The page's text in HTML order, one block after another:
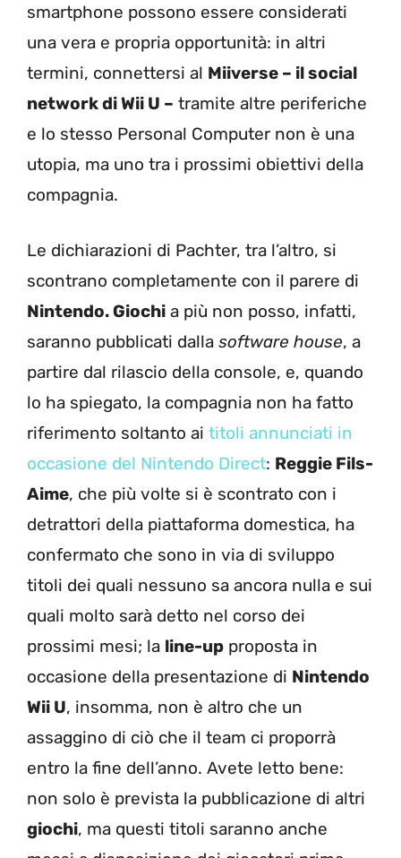
smartphone possono essere considerati
una vera e propria opportunità: in altri
termini, connettersi al Miiverse – il social
network di Wii U – tramite altre periferiche
e lo stesso Personal Computer non è una
utopia, ma uno tra i prossimi obiettivi della
compagnia.
Le dichiarazioni di Pachter, tra l’altro, si
scontrano completamente con il parere di
Nintendo. Giochi a più non posso, infatti,
saranno pubblicati dalla software house, a
partire dal rilascio della console, e, quando
lo ha spiegato, la compagnia non ha fatto
riferimento soltanto ai titoli annunciati in
occasione del Nintendo Direct: Reggie Fils-
Aime, che più volte si è scontrato con i
detrattori della piattaforma domestica, ha
confermato che sono in via di sviluppo
titoli dei quali nessuno sa ancora nulla e sui
quali molto sarà detto nel corso dei
prossimi mesi; la line-up proposta in
occasione della presentazione di Nintendo
Wii U, insomma, non è altro che un
assaggino di ciò che il team ci proporrà
entro la fine dell’anno. Avete letto bene:
non solo è prevista la pubblicazione di altri
giochi, ma questi titoli saranno anche